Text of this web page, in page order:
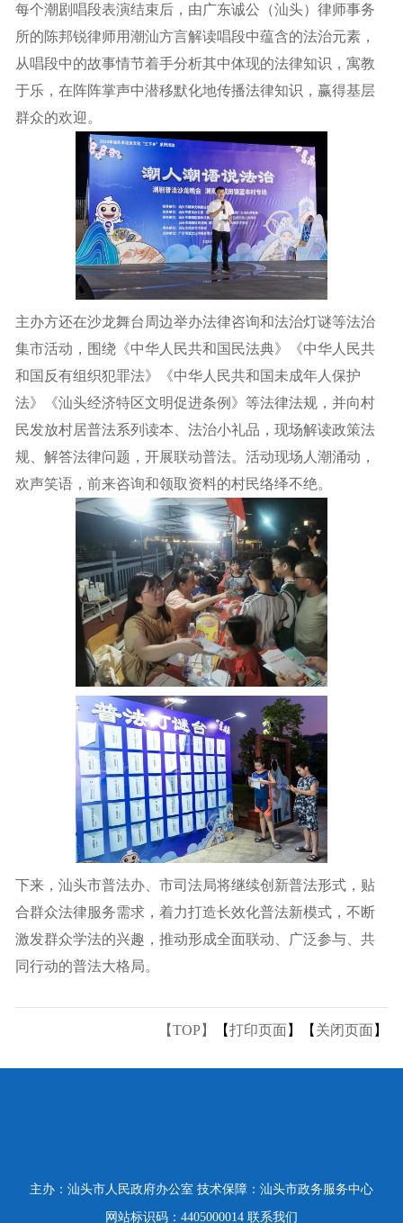
每个潮剧唱段表演结束后，由广东诚公（汕头）律师事务
所的陈邦锐律师用潮汕方言解读唱段中蕴含的法治元素，
从唱段中的故事情节着手分析其中体现的法律知识，寓教
于乐，在阵阵掌声中潜移默化地传播法律知识，赢得基层
群众的欢迎。
主办方还在沙龙舞台周边举办法律咨询和法治灯谜等法治
集市活动，围绕《中华人民共和国民法典》《中华人民共
和国反有组织犯罪法》《中华人民共和国未成年人保护
法》《汕头经济特区文明促进条例》等法律法规，并向村
民发放村居普法系列读本、法治小礼品，现场解读政策法
规、解答法律问题，开展联动普法。活动现场人潮涌动，
欢声笑语，前来咨询和领取资料的村民络绎不绝。
下来，汕头市普法办、市司法局将继续创新普法形式，贴
合群众法律服务需求，着力打造长效化普法新模式，不断
激发群众学法的兴趣，推动形成全面联动、广泛参与、共
同行动的普法大格局。
【TOP】 【打印页面】【 关闭页面】
主办：汕头市人民政府办公室 技术保障：汕头市政务服务中心
网站标识码：4405000014 联系我们